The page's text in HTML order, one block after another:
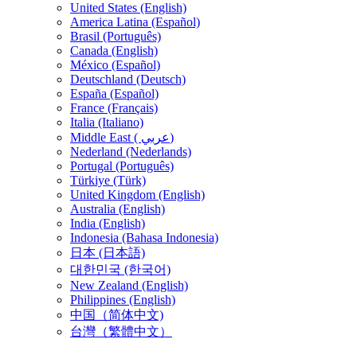
United States (English)
America Latina (Español)
Brasil (Português)
Canada (English)
México (Español)
Deutschland (Deutsch)
España (Español)
France (Français)
Italia (Italiano)
Middle East ( عربي)
Nederland (Nederlands)
Portugal (Português)
Türkiye (Türk)
United Kingdom (English)
Australia (English)
India (English)
Indonesia (Bahasa Indonesia)
日本 (日本語)
대한민국 (한국어)
New Zealand (English)
Philippines (English)
中国（简体中文)
台灣（繁體中文）